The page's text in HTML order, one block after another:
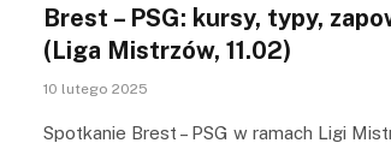
Brest – PSG: kursy, typy,
(Liga Mistrzów, 11.02)
10 lutego 2025
Spotkanie Brest – PSG w ramach Ligi